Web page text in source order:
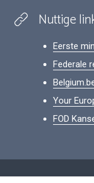
Nuttige
Eerste
Federale
Your
FOD